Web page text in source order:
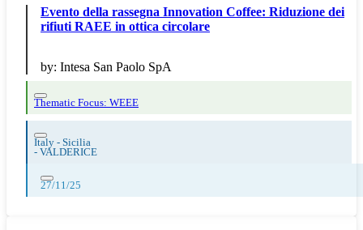
Evento della rassegna Innovation Coffee: Riduzione dei
rifiuti RAEE in ottica circolare
by: Intesa San Paolo SpA
Thematic Focus: WEEE
Italy - Sicilia
- VALDERICE
27/11/25